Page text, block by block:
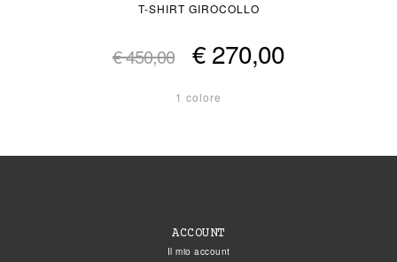
T-SHIRT GIROCOLLO
€ 450,00 € 270,00
1 colore
ACCOUNT
Il mio account